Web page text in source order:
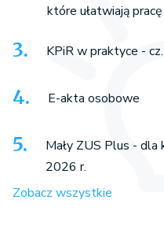
które ułatwiają
KPiR w praktyce -
E-akta osobowe
Mały ZUS Plus - dla
2026 r.
Zobacz wszystkie